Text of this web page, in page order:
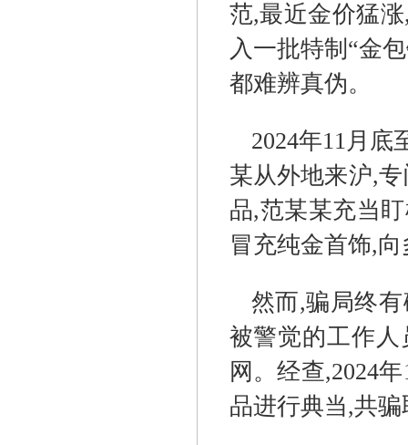
范,最近金价猛
入一批特制“金
都难辨真伪。
2024年11月底
某从外地来沪,
品,范某某充当
冒充纯金首饰,
然而,骗局终
被警觉的工作
网。经查,2024
品进行典当,共